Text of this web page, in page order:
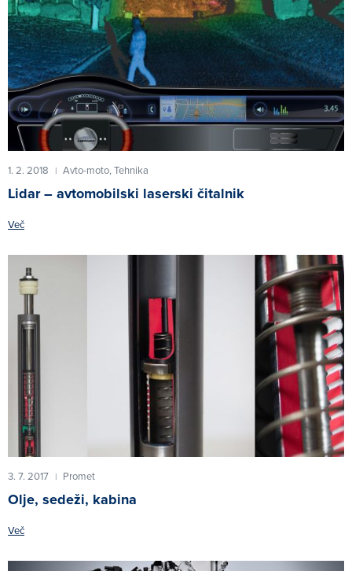
1. 2. 2018 | Avto-moto,Tehnika
Lidar – avtomobilski laserski čitalnik
Več
3. 7. 2017 | Promet
Olje, sedeži, kabina
Več